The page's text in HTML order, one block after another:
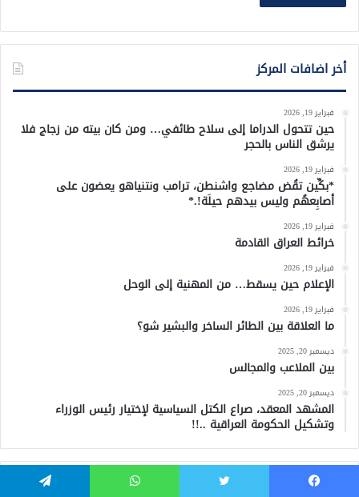
أخر اضافات المركز
فبراير 19, 2026
حين تتحول الدراما إلى سلاح طائفي… ومن كان بيته من زجاج فلا
يرشق الناس بالحجر
فبراير 19, 2026
*بكِّين تقُض مضاجع واشنطن، ترامب ونتنياهو يعضون على
أصابِعهُم وليس بيدهم حيلَة!.*
فبراير 19, 2026
خرائط العراق القادمة
فبراير 19, 2026
الإعلام حين يسقط… من المهنية إلى الوحل
فبراير 19, 2026
ما العلاقة بين الطائر الساخر والبشير شو؟
ديسمبر 20, 2025
بين الملاعب والمجالس
ديسمبر 20, 2025
المشهد المعقد، صراع الكتل السياسية لإختيار رئيس الوزراء
وتشكيل الحكومة العراقية ..!!
أخر المقالات